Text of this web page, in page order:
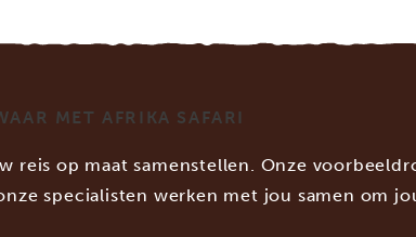
MET AFRIKA SAFARI
reis op maat samenstellen. Onze
specialisten werken met jou samen om